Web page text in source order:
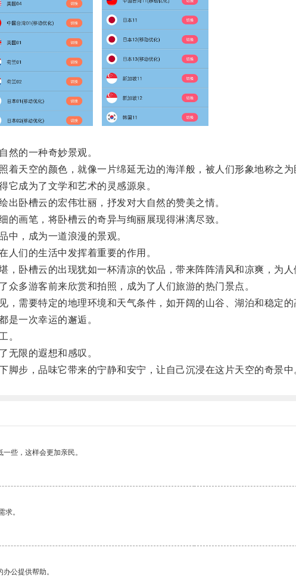
的一种奇妙景观。
天空的颜色，就像一片绵延无边的海洋般，被人们形象地称之为
成为了文学和艺术的灵感源泉。
卧槽云的宏伟壮丽，抒发对大自然的赞美之情。
画笔，将卧槽云的奇异与绚丽展现得淋漓尽致。
，成为一道浪漫的景观。
们的生活中发挥着重要的作用。
卧槽云的出现犹如一杯清凉的饮品，带来阵阵清风和凉爽，为人
多游客前来欣赏和拍照，成为了人们旅游的热门景点。
需要特定的地理环境和天气条件，如开阔的山谷、湖泊和稳定的
一次幸运的邂逅。
。
限的遐想和感叹。
步，品味它带来的宁静和安宁，让自己沉浸在这片天空的奇景中
些，这样会更加亲民。
求。
公提供帮助。